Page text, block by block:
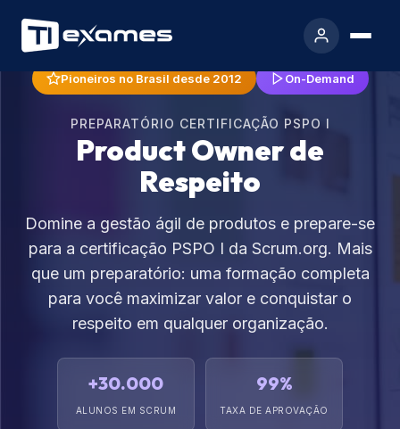
Pioneiros no Brasil desde 2012 On-Demand
PREPARATÓRIO CERTIFICAÇÃO PSPO I
Product Owner de
Respeito
Domine a gestão ágil de produtos e prepare-se
para a certificação PSPO I da Scrum.org. Mais
que um preparatório: uma formação completa
para você maximizar valor e conquistar o
respeito em qualquer organização.
+30.000
ALUNOS EM SCRUM
99%
TAXA DE APROVAÇÃO